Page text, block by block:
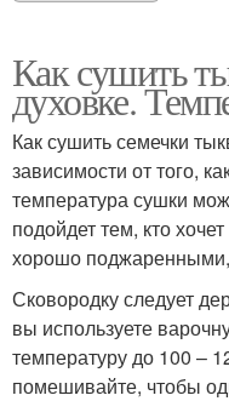
Как сушить
духовке.
Как сушить семечки
зависимости от того,
температура сушки
подойдет тем, кто
хорошо поджаренными,
Сковородку следует
вы используете
температуру до 100 –
помешивайте, чтобы